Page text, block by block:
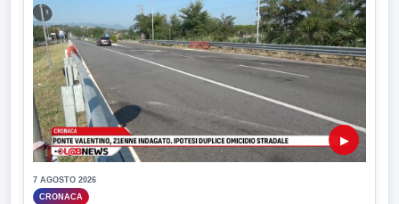
▶
7 AGOSTO 2026
CRONACA